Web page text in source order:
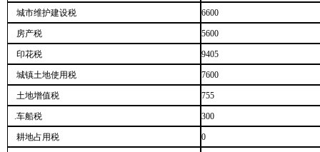
城市维护建设税 6600
房产税 5600
印花税 9405
城镇土地使用税 7600
土地增值税 755
.车船税 300
耕地占用税 0